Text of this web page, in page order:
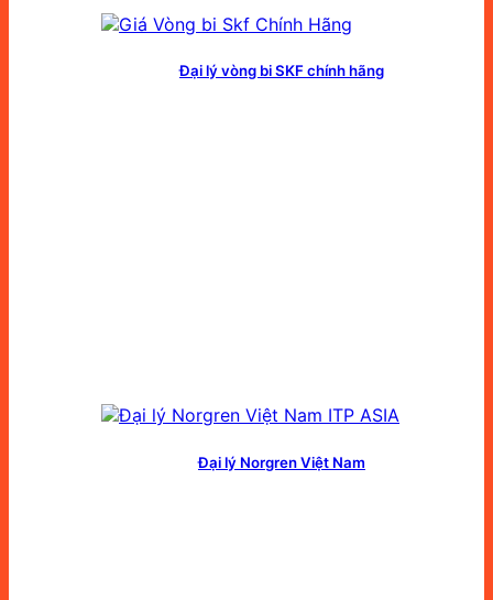
Đại lý vòng bi SKF chính hãng
Đại lý Norgren Việt Nam